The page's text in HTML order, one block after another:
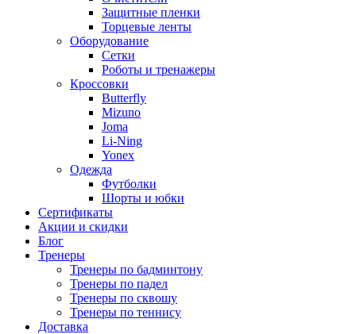
Защитные пленки
Торцевые ленты
Оборудование
Сетки
Роботы и тренажеры
Кроссовки
Butterfly
Mizuno
Joma
Li-Ning
Yonex
Одежда
Футболки
Шорты и юбки
Сертификаты
Акции и скидки
Блог
Тренеры
Тренеры по бадминтону
Тренеры по падел
Тренеры по сквошу
Тренеры по теннису
Доставка